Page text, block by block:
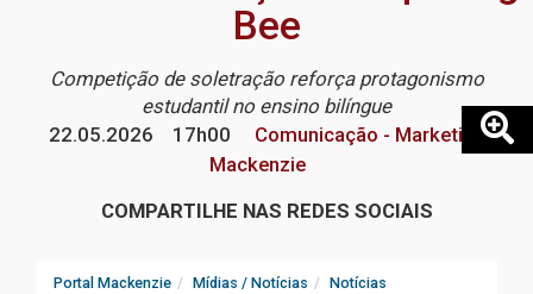
Bee
Competição de soletração reforça protagonismo
estudantil no ensino bilíngue
22.05.2026
17h00
Comunicação - Marketing
Mackenzie
COMPARTILHE NAS REDES SOCIAIS
Portal Mackenzie Mídias / Notícias
Notícias